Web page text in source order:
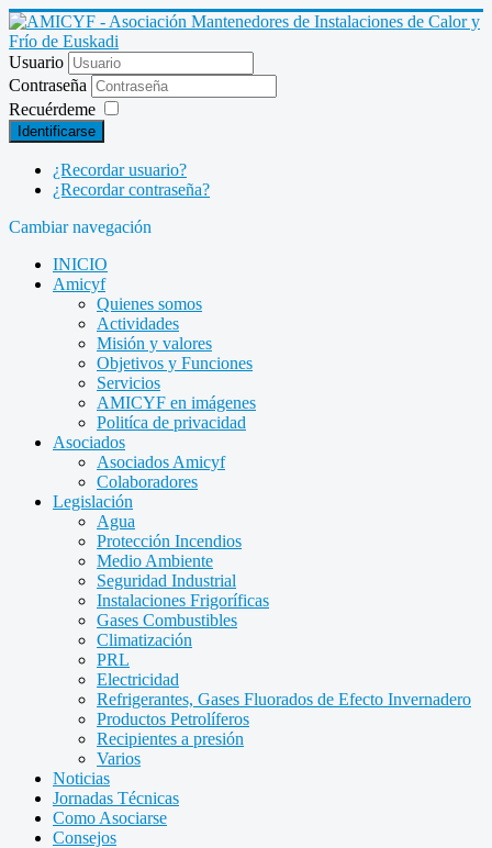
Usuario
Contraseña
Recuérdeme
Identificarse
¿Recordar usuario?
¿Recordar contraseña?
Cambiar navegación
INICIO
Amicyf
Quienes somos
Actividades
Misión y valores
Objetivos y Funciones
Servicios
AMICYF en imágenes
Politíca de privacidad
Asociados
Asociados Amicyf
Colaboradores
Legislación
Agua
Protección Incendios
Medio Ambiente
Seguridad Industrial
Instalaciones Frigoríficas
Gases Combustibles
Climatización
PRL
Electricidad
Refrigerantes, Gases Fluorados de Efecto Invernadero
Productos Petrolíferos
Recipientes a presión
Varios
Noticias
Jornadas Técnicas
Como Asociarse
Consejos